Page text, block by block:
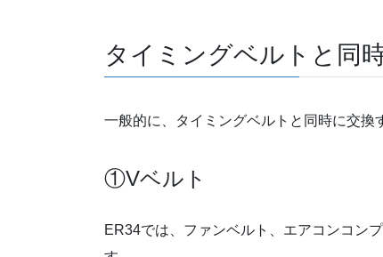
タイミングベルトと同
一般的に、タイミングベルトと同時に交換
①Vベルト
ER34では、ファンベルト、エアコンコン